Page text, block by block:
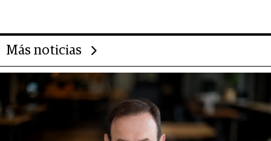
Más noticias